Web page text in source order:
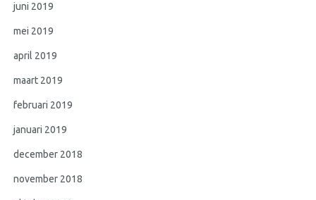
juni 2019
mei 2019
april 2019
maart 2019
februari 2019
januari 2019
december 2018
november 2018